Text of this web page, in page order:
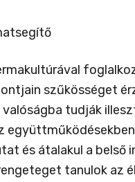
szűkösséget
tudják
és átalakul a
tanulok az